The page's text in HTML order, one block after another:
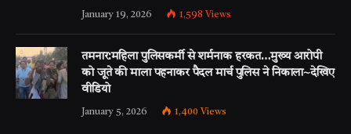
January 19, 2026 1,598 Views
तमनार:महिला पुलिसकर्मी से शर्मनाक हरकत…मुख्य आरोपी
को जूते की माला पहनाकर पैदल मार्च पुलिस ने निकाला~देखिए
वीडियो
January 5, 2026 1,400 Views